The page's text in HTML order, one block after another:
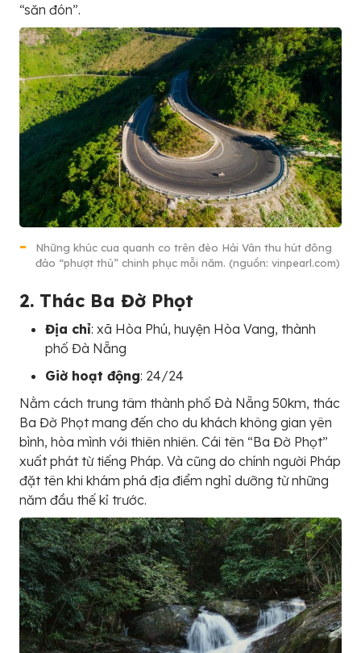
“săn đón”.
Những khúc cua quanh co trên đèo Hải Vân thu hút đông
đảo “phượt thủ” chinh phục mỗi năm. (nguồn: vinpearl.com)
2. Thác Ba Đờ Phọt
Địa chỉ: xã Hòa Phú, huyện Hòa Vang, thành
phố Đà Nẵng
Giờ hoạt động: 24/24
Nằm cách trung tâm thành phố Đà Nẵng 50km, thác
Ba Đờ Phọt mang đến cho du khách không gian yên
bình, hòa mình với thiên nhiên. Cái tên “Ba Đờ Phọt”
xuất phát từ tiếng Pháp. Và cũng do chính người Pháp
đặt tên khi khám phá địa điểm nghỉ dưỡng từ những
năm đầu thế kỉ trước.